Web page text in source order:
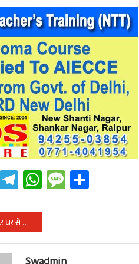
EmailTelegram
WhatsApp
Message
रखें जरूर ख्याल